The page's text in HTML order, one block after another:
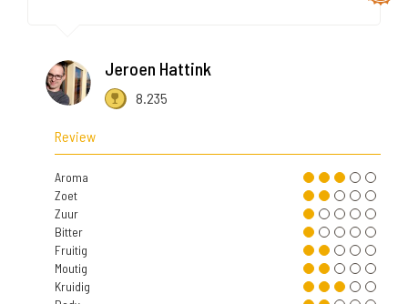
Jeroen Hattink
8.235
Review
Aroma
Zoet
Zuur
Bitter
Fruitig
Moutig
Kruidig